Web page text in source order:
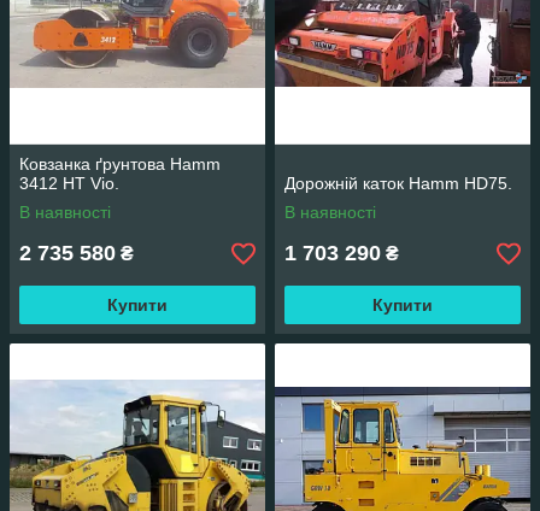
Ковзанка ґрунтова Hamm
3412 HT Vio.
В наявності
2 735 580 ₴
Купити
Дорожній каток Hamm HD75.
В наявності
1 703 290 ₴
Купити